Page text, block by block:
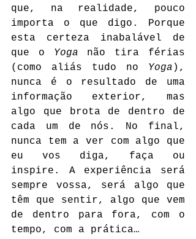
que, na realidade, pouco
importa o que digo. Porque
esta certeza inabalável de
que o Yoga não tira férias
(como aliás tudo no Yoga ),
nunca é o resultado de uma
informação exterior, mas
algo que brota de dentro de
cada um de nós. No final,
nunca tem a ver com algo que
eu vos diga, faça ou
inspire. A experiência será
sempre vossa, será algo que
têm que sentir, algo que vem
de dentro para fora, com o
tempo, com a prática…